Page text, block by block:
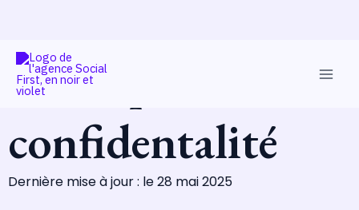
Aller
contenu
Politique de
confidentalité
Dernière mise à jour : le 28 mai 2025